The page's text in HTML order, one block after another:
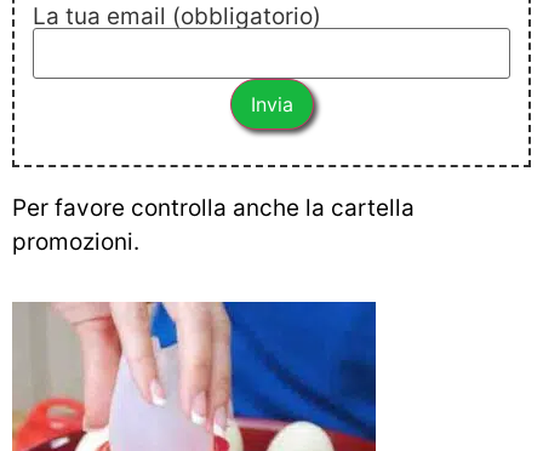
La tua email (obbligatorio)
Per favore controlla anche la cartella
promozioni.